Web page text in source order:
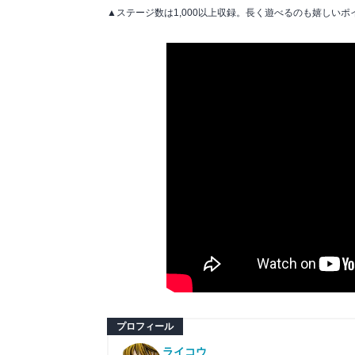
▲ステージ数は1,000以上収録。長く遊べるのも嬉しいポ
プロフィール
ライコウ